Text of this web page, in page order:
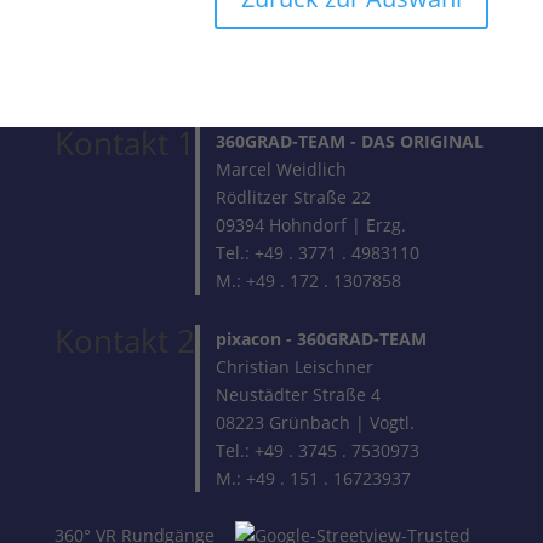
Kontakt 1 360GRAD-TEAM - DAS ORIGINAL
Marcel Weidlich
Rödlitzer Straße 22
09394 Hohndorf | Erzg.
Tel.: +49 . 3771 . 4983110
M.: +49 . 172 . 1307858
Kontakt 2 pixacon - 360GRAD-TEAM
Christian Leischner
Neustädter Straße 4
08223 Grünbach | Vogtl.
Tel.: +49 . 3745 . 7530973
M.: +49 . 151 . 16723937
360° VR Rundgänge